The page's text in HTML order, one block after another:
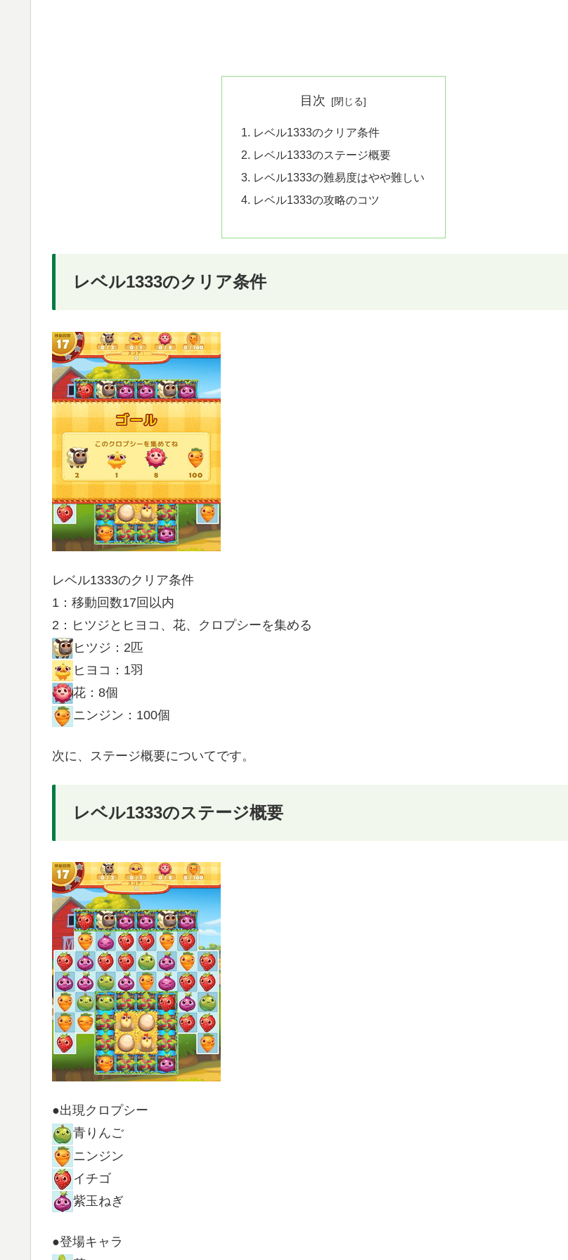
目次
レベル1333のクリア条件
レベル1333のステージ概要
レベル1333の難易度はやや難しい
レベル1333の攻略のコツ
レベル1333のクリア条件
レベル1333のクリア条件
1：移動回数17回以内
2：ヒツジとヒヨコ、花、クロプシーを集める
ヒツジ：2匹
ヒヨコ：1羽
花：8個
ニンジン：100個
次に、ステージ概要についてです。
レベル1333のステージ概要
●出現クロプシー
青りんご
ニンジン
イチゴ
紫玉ねぎ
●登場キャラ